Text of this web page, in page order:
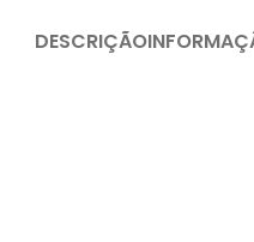
DESCRIÇÃO